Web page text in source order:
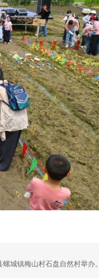
城镇梅山村石盘自然村举办。